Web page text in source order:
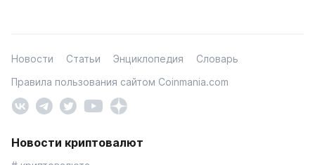
Новости Статьи Энциклопедия
Словарь
Правила пользования сайтом Coinmania.com
Новости криптовалют